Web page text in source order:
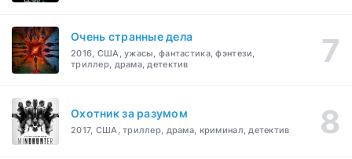
Очень странные дела
2016, США, ужасы, фантастика, фэнтези,
триллер, драма, детектив
Охотник за разумом
2017, США, триллер, драма, криминал, детектив